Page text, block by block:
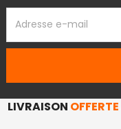
EMAIL
LIVRAISON OFFERTE